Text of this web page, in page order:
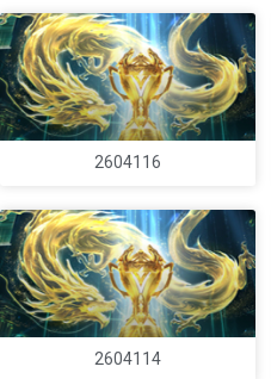
2604116
2604114